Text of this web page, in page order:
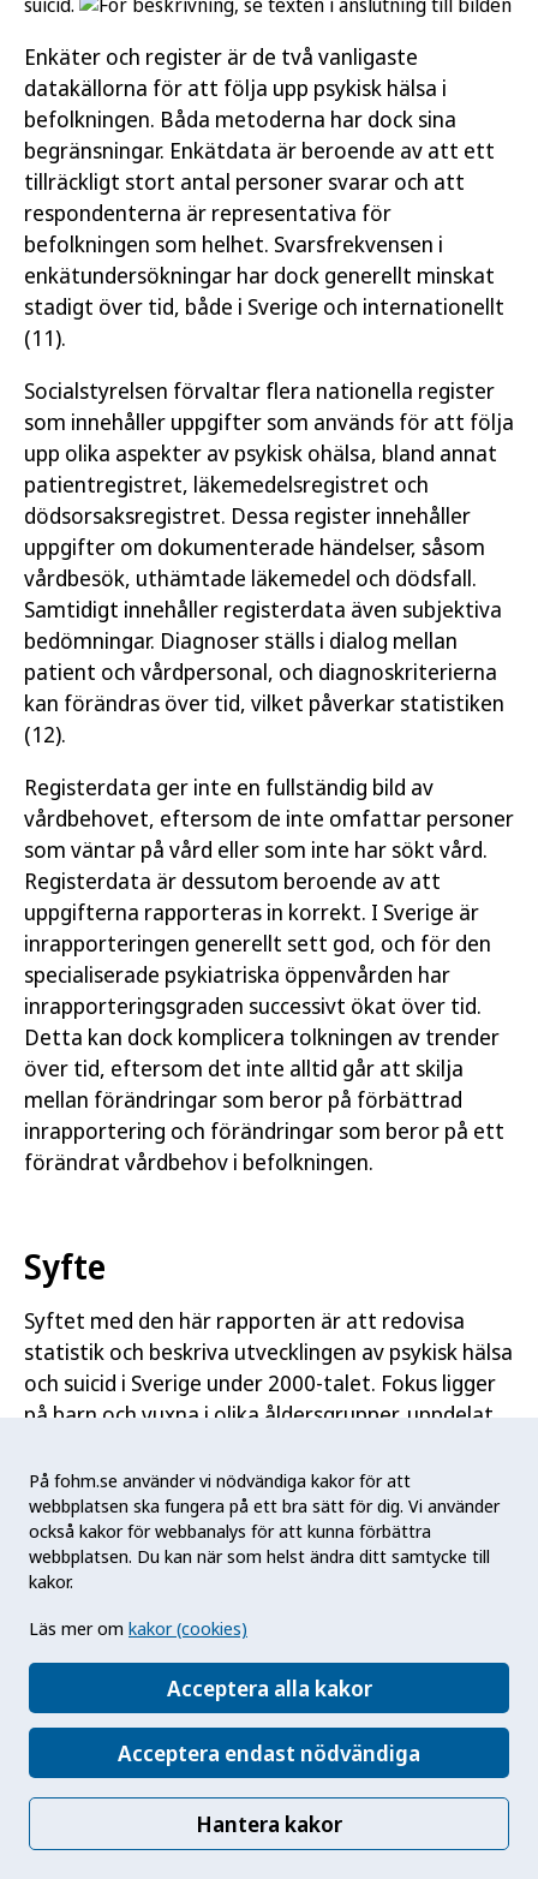
Enkäter och register är de två vanligaste
datakällorna för att följa upp psykisk hälsa i
befolkningen. Båda metoderna har dock sina
begränsningar. Enkätdata är beroende av att ett
tillräckligt stort antal personer svarar och att
respondenterna är representativa för
befolkningen som helhet. Svarsfrekvensen i
enkätundersökningar har dock generellt minskat
stadigt över tid, både i Sverige och internationellt
(11).
Socialstyrelsen förvaltar flera nationella register
som innehåller uppgifter som används för att följa
upp olika aspekter av psykisk ohälsa, bland annat
patientregistret, läkemedelsregistret och
dödsorsaksregistret. Dessa register innehåller
uppgifter om dokumenterade händelser, såsom
vårdbesök, uthämtade läkemedel och dödsfall.
Samtidigt innehåller registerdata även subjektiva
bedömningar. Diagnoser ställs i dialog mellan
patient och vårdpersonal, och diagnoskriterierna
kan förändras över tid, vilket påverkar statistiken
(12).
Registerdata ger inte en fullständig bild av
vårdbehovet, eftersom de inte omfattar personer
som väntar på vård eller som inte har sökt vård.
Registerdata är dessutom beroende av att
uppgifterna rapporteras in korrekt. I Sverige är
inrapporteringen generellt sett god, och för den
specialiserade psykiatriska öppenvården har
inrapporteringsgraden successivt ökat över tid.
Detta kan dock komplicera tolkningen av trender
över tid, eftersom det inte alltid går att skilja
mellan förändringar som beror på förbättrad
inrapportering och förändringar som beror på ett
förändrat vårdbehov i befolkningen.
Syfte
Syftet med den här rapporten är att redovisa
statistik och beskriva utvecklingen av psykisk hälsa
och suicid i Sverige under 2000-talet. Fokus ligger
på barn och vuxna i olika åldersgrupper, uppdelat
Rapporten är en uppdatering av publikationen
från år 2023 (13) och inkluderar ett antal
indikatorer som knyter an till den nationella
strategin ”Det handlar om livet”. Dessa belyser hur
utvecklingen förhåller sig till två av strategins
hela befolkningen och färre liv förlorade i suicid.
Metod
Den här rapporten är baserad på de datakällor
På fohm.se använder vi nödvändiga kakor för att
webbplatsen ska fungera på ett bra sätt för dig. Vi använder
också kakor för webbanalys för att kunna förbättra
webbplatsen. Du kan när som helst ändra ditt samtycke till
kakor.
Läs mer om kakor (cookies)
Acceptera alla kakor
Acceptera endast nödvändiga
Hantera kakor